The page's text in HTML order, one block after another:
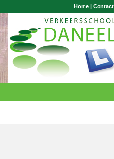
Home| Contact